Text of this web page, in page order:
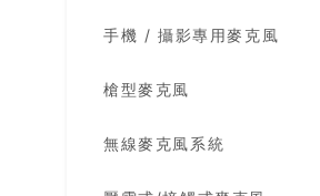
手機 / 攝影專用麥克風
槍型麥克風
無線麥克風系統